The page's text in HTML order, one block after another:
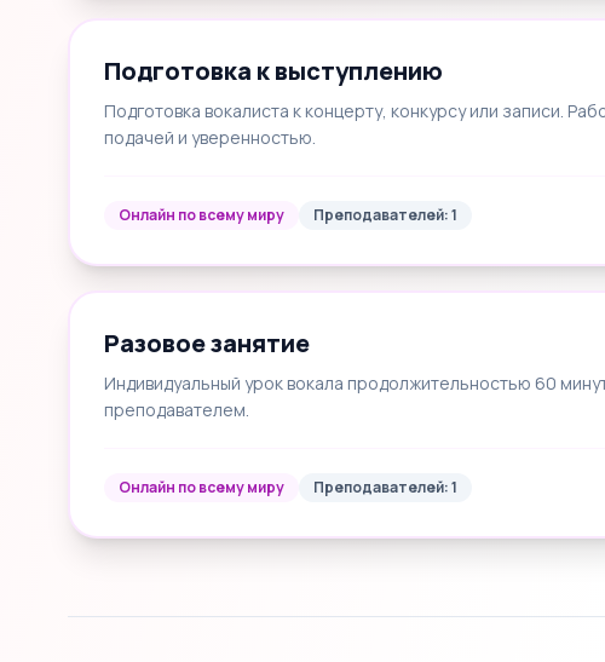
Подготовка к выступлению
Подготовка вокалиста к концерту, конкурсу или записи.
подачей и уверенностью.
Онлайн по всему миру Преподавателей: 1
Разовое занятие
Индивидуальный урок вокала продолжительностью 60
преподавателем.
Онлайн по всему миру Преподавателей: 1